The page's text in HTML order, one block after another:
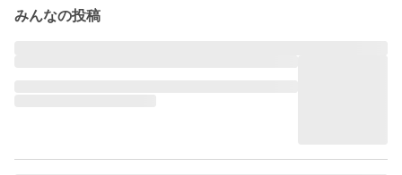
みんなの投稿